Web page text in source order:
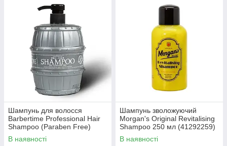
Шампунь для волосся
Barbertime Professional Hair
Shampoo (Paraben Free)
1000 мл
В наявності
Шампунь зволожуючий
Morgan's Original Revitalising
Shampoo 250 мл (41292259)
В наявності